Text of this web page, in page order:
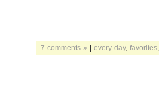
7 comments » | every day, favorites